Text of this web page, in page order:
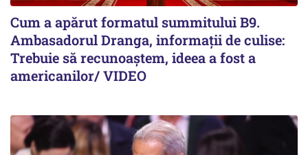
Cum a apărut formatul summitului B9.
Ambasadorul Dranga, informații de culise:
Trebuie să recunoaștem, ideea a fost a
americanilor/ VIDEO